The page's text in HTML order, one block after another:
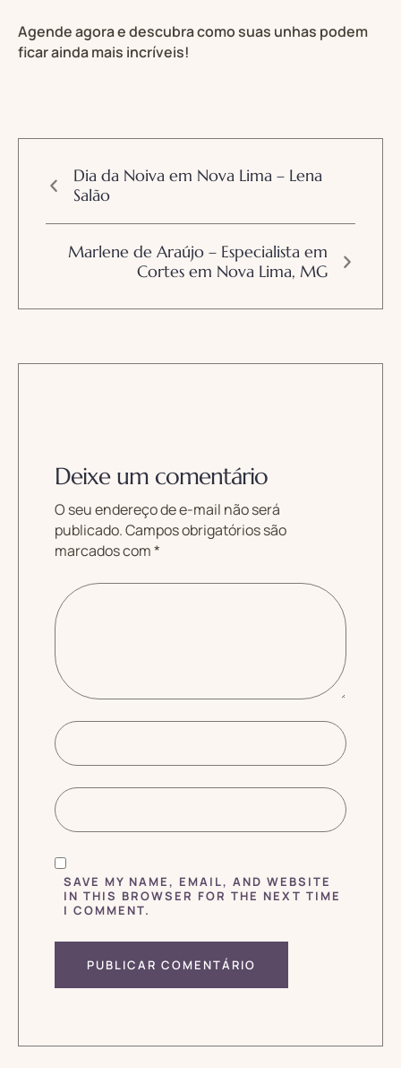
Agende agora e descubra como suas unhas podem
ficar ainda mais incríveis!
Dia da Noiva em Nova Lima – Lena
Salão
Marlene de Araújo – Especialista em
Cortes em Nova Lima, MG
Deixe um comentário
O seu endereço de e-mail não será
publicado.Campos obrigatórios são
marcados com*
SAVE MY NAME, EMAIL, AND WEBSITE
IN THIS BROWSER FOR THE NEXT TIME
I COMMENT.